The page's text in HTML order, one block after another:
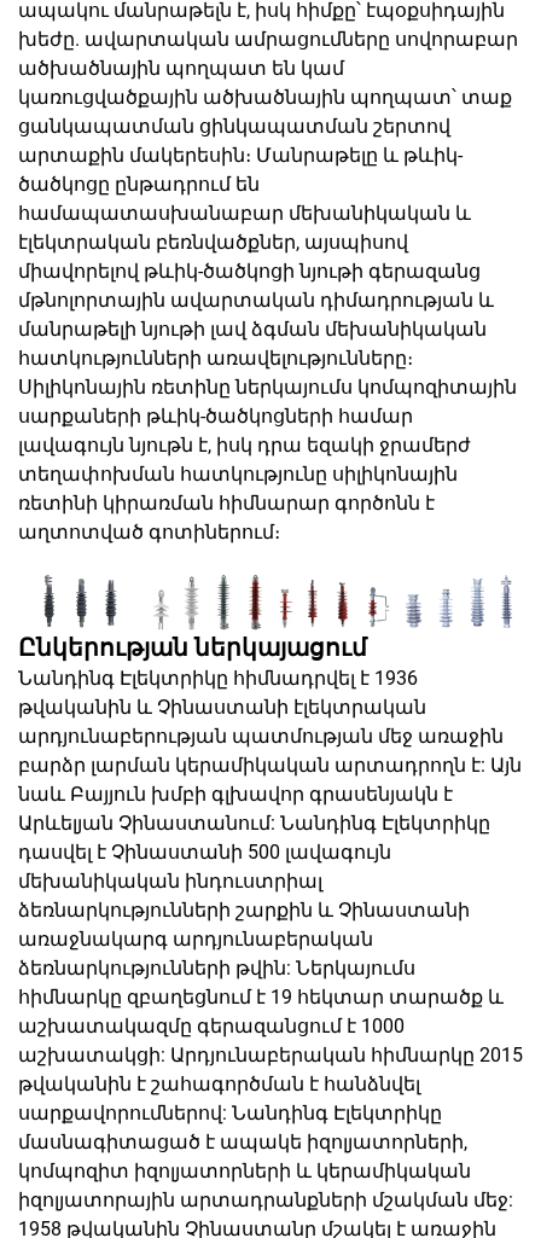
ապակու մանրաթելն է, իսկ հիմքը՝ էպօքսիդային
խեժը. ավարտական ամրացումները սովորաբար
ածխածնային պողպատ են կամ
կառուցվածքային ածխածնային պողպատ՝ տաք
ցանկապատման ցինկապատման շերտով
արտաքին մակերեսին։ Մանրաթելը և թևիկ-
ծածկոցը ընթադրում են
համապատասխանաբար մեխանիկական և
էլեկտրական բեռնվածքներ, այսպիսով
միավորելով թևիկ-ծածկոցի նյութի գերազանց
մթնոլորտային ավարտական դիմադրության և
մանրաթելի նյութի լավ ձգման մեխանիկական
հատկությունների առավելությունները։
Սիլիկոնային ռետինը ներկայումս կոմպոզիտային
սարքաների թևիկ-ծածկոցների համար
լավագույն նյութն է, իսկ դրա եզակի ջրամերժ
տեղափոխման հատկությունը սիլիկոնային
ռետինի կիրառման հիմնարար գործոնն է
աղտոտված գոտիներում։
Ընկերության ներկայացում
Նանդինգ Էլեկտրիկը հիմնադրվել է 1936
թվականին և Չինաստանի էլեկտրական
արդյունաբերության պատմության մեջ առաջին
բարձր լարման կերամիկական արտադրողն է: Այն
նաև Բայյուն խմբի գլխավոր գրասենյակն է
Արևելյան Չինաստանում: Նանդինգ Էլեկտրիկը
դասվել է Չինաստանի 500 լավագույն
մեխանիկական ինդուստրիալ
ձեռնարկությունների շարքին և Չինաստանի
առաջնակարգ արդյունաբերական
ձեռնարկությունների թվին: Ներկայումս
հիմնարկը զբաղեցնում է 19 հեկտար տարածք և
աշխատակազմը գերազանցում է 1000
աշխատակցի: Արդյունաբերական հիմնարկը 2015
թվականին է շահագործման է հանձնվել
սարքավորումներով: Նանդինգ Էլեկտրիկը
մասնագիտացած է ապակե իզոլյատորների,
կոմպոզիտ իզոլյատորների և կերամիկական
իզոլյատորային արտադրանքների մշակման մեջ:
1958 թվականին Չինաստանը մշակել է առաջին